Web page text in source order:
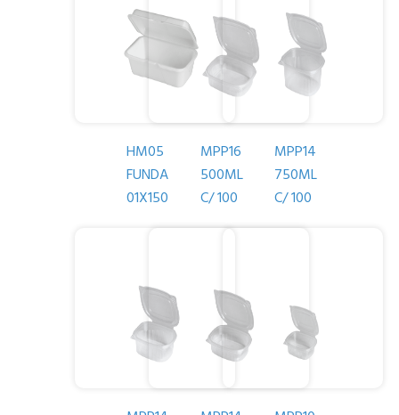
HM05
FUNDA
01X150
MPP16
500ML
C/ 100
MPP14
750ML
C/ 100